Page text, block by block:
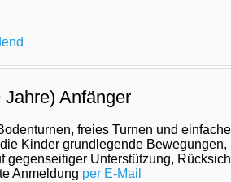
Anfänger
freies Turnen und
Kinder grundlegende
gegenseitiger Unterstützung,
Anmeldung per E-Mail